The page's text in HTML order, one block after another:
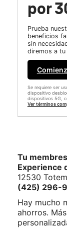
por
Prueba
beneficios
sin
diremos a
Se requiere ser
dispositivo
dispositivos 5G,
Ver términos
Tu
Experience
12530
(425) 296-
Hay mucho
ahorros.